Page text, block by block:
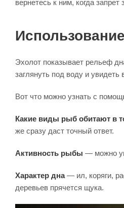
вернетесь к ним, когда запрет
Эхолот показывает рельеф
заглянуть под воду и
Вот что можно узнать с
Какие виды рыб обитают в
же сразу даст точный ответ.
Активность рыбы — можно
Характер дна— ил, коряги,
деревьев прячется щука.